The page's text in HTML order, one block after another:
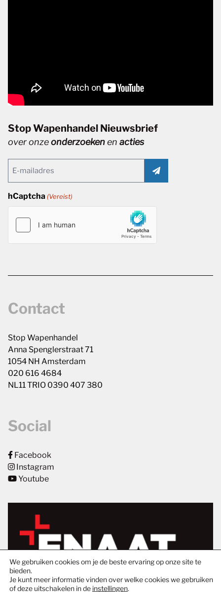
Stop Wapenhandel Nieuwsbrief
over onzeonderzoekenen acties
(Vereist)
hCaptcha (Vereist)
Contact
Stop Wapenhandel
Anna Spenglerstraat 71
1054 NH Amsterdam
020 616 4684
NL11 TRIO 0390 407 380
Social
Facebook
Instagram
Youtube
We gebruiken cookies om je de beste ervaring op onze site te
bieden.
Je kunt meer informatie vinden over welke cookies we gebruiken
of deze uitschakelen in de instellingen.